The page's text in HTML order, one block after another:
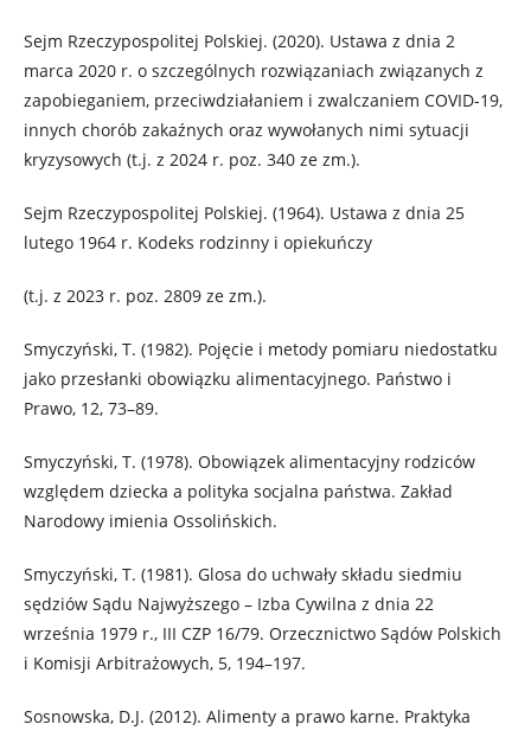
Sejm Rzeczypospolitej Polskiej. (2020). Ustawa z dnia 2
marca 2020 r. o szczególnych rozwiązaniach związanych z
zapobieganiem, przeciwdziałaniem i zwalczaniem COVID-19,
innych chorób zakaźnych oraz wywołanych nimi sytuacji
kryzysowych (t.j. z 2024 r. poz. 340 ze zm.).
Sejm Rzeczypospolitej Polskiej. (1964). Ustawa z dnia 25
lutego 1964 r. Kodeks rodzinny i opiekuńczy
(t.j. z 2023 r. poz. 2809 ze zm.).
Smyczyński, T. (1982). Pojęcie i metody pomiaru niedostatku
jako przesłanki obowiązku alimentacyjnego. Państwo i
Prawo, 12, 73–89.
Smyczyński, T. (1978). Obowiązek alimentacyjny rodziców
względem dziecka a polityka socjalna państwa. Zakład
Narodowy imienia Ossolińskich.
Smyczyński, T. (1981). Glosa do uchwały składu siedmiu
sędziów Sądu Najwyższego – Izba Cywilna z dnia 22
września 1979 r., III CZP 16/79. Orzecznictwo Sądów Polskich
i Komisji Arbitrażowych, 5, 194–197.
Sosnowska, D.J. (2012). Alimenty a prawo karne. Praktyka